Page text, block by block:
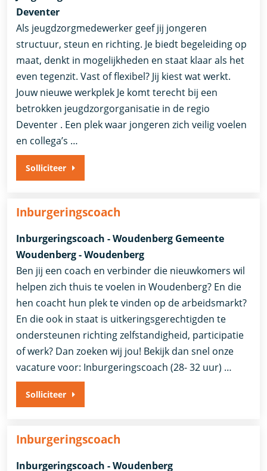
Deventer
Als jeugdzorgmedewerker geef jij jongeren
structuur, steun en richting. Je biedt begeleiding op
maat, denkt in mogelijkheden en staat klaar als het
even tegenzit. Vast of flexibel? Jij kiest wat werkt.
Jouw nieuwe werkplek Je komt terecht bij een
betrokken jeugdzorgorganisatie in de regio
Deventer . Een plek waar jongeren zich veilig voelen
en collega’s …
Solliciteer
Inburgeringscoach
Inburgeringscoach - Woudenberg Gemeente
Woudenberg - Woudenberg
Ben jij een coach en verbinder die nieuwkomers wil
helpen zich thuis te voelen in Woudenberg? En die
hen coacht hun plek te vinden op de arbeidsmarkt?
En die ook in staat is uitkeringsgerechtigden te
ondersteunen richting zelfstandigheid, participatie
of werk? Dan zoeken wij jou! Bekijk dan snel onze
vacature voor: Inburgeringscoach (28- 32 uur) …
Solliciteer
Inburgeringscoach
Inburgeringscoach - Woudenberg